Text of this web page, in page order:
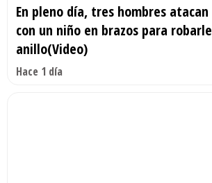
En pleno día, tres hombres
con un niño en brazos para
anillo(Video)
Hace 1 día